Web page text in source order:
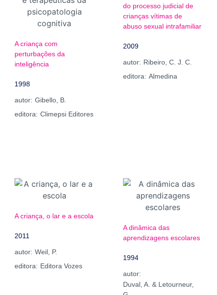
A criança com
perturbações da
inteligência
1998
autor: Gibello, B.
editora: Climepsi Editores
do processo judicial de
crianças vítimas de
abuso sexual intrafamiliar
2009
autor: Ribeiro, C. J. C.
editora: Almedina
A criança, o lar e a escola
2011
autor: Weil, P.
editora: Editora Vozes
A dinâmica das
aprendizagens escolares
1994
autor:
Duval, A. & Letourneur,